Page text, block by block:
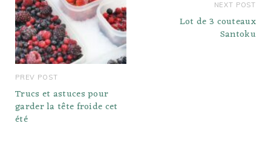
PREV POST
Trucs et astuces pour
garder la tête froide cet
été
NEXT POST
Lot de 3 couteaux
Santoku